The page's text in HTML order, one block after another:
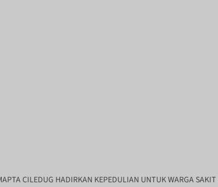
CILEDUG HADIRKAN KEPEDULIAN UNTUK WARGA SAKIT